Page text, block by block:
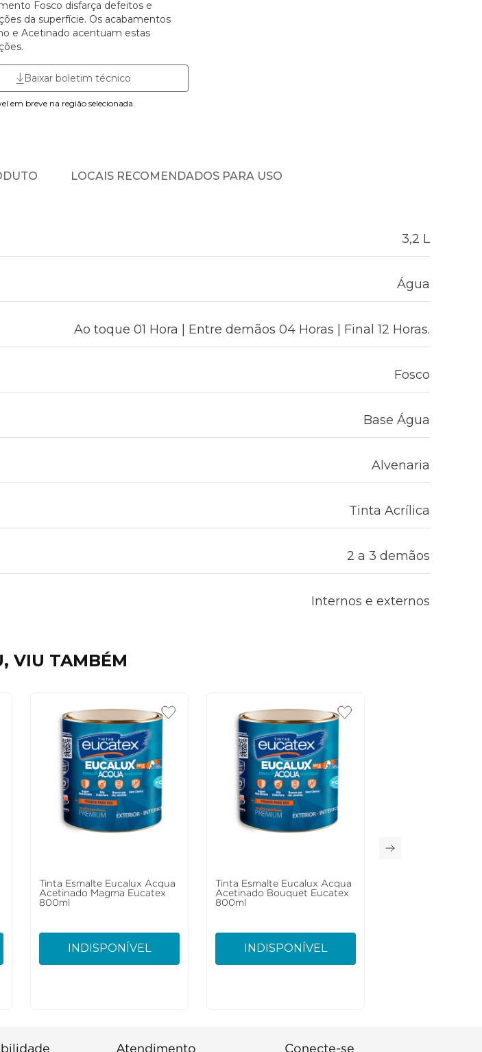
Fosco disfarça defeitos e
da superfície. Os acabamentos
e Acetinado acentuam estas
Baixar boletim técnico
em breve na região selecionada.
LOCAIS RECOMENDADOS PARA USO
3,2 L
Água
Ao toque 01 Hora | Entre demãos 04 Horas | Final 12 Horas.
Fosco
Base Água
Alvenaria
Tinta Acrílica
2 a 3 demãos
Internos e externos
VIU TAMBÉM
Tinta Esmalte Eucalux Acqua
Acetinado Magma Eucatex
800ml
INDISPONÍVEL
Tinta Esmalte Eucalux Acqua
Acetinado Bouquet Eucatex
800ml
INDISPONÍVEL
Atendimento Conecte-se